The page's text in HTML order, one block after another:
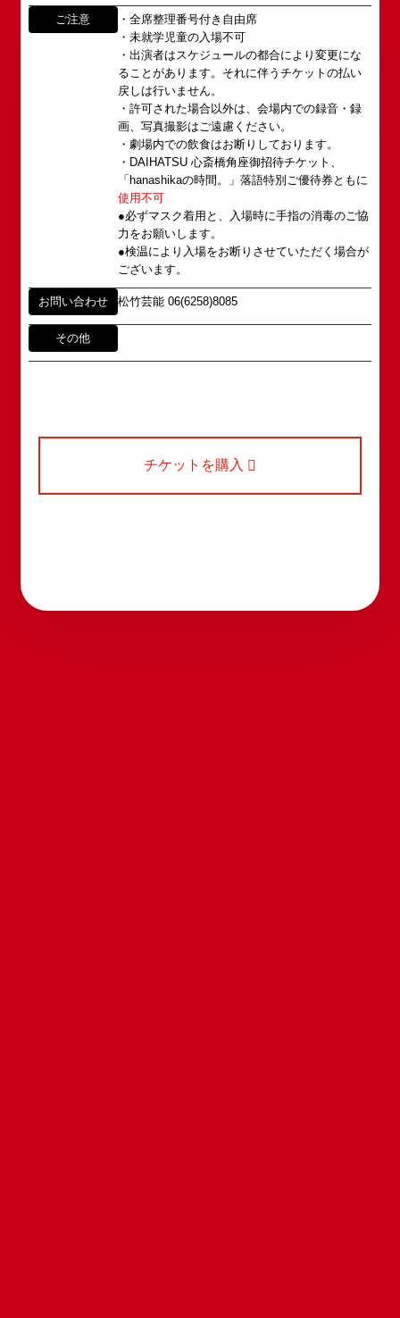
ご注意
・全席整理番号付き自由席
・未就学児童の入場不可
・出演者はスケジュールの都合により変更にな
ることがあります。それに伴うチケットの払い
戻しは行いません。
・許可された場合以外は、会場内での録音・録
画、写真撮影はご遠慮ください。
・劇場内での飲食はお断りしております。
・DAIHATSU 心斎橋角座御招待チケット、
「hanashikaの時間。」落語特別ご優待券ともに
使用不可
●必ずマスク着用と、入場時に手指の消毒のご協
力をお願いします。
●検温により入場をお断りさせていただく場合が
ございます。
お問い合わせ 松竹芸能 06(6258)8085
その他
チケットを購入 
DAIHATSU
心斎橋角座トップ
公演情報
アクセス
角座とは
お問い合わせ
ました。
その後、「角座」の名称は、松竹(株)の直営映画館
(大阪市中央区)や
弊社直営の劇場「B1角座」(大阪市中央区)に引き継
がれていましたが、
2008年の角座ビル(大阪市中央区)の閉館と共に、
消滅致しました。
この由緒ある名称を、日本のエンタテインメントの
中心である東京・大阪で復活させ、 新たな歴史を
スタートさせたいと考えております。
この劇場から、日本を代表するエンタテインナーが
えております。
2011年5月14日 新宿角座 開業
イベント出演依頼のお問い合わせ
以下のページからお問い合わせ願います。
イベント出演依頼メール送信フォーム
https://www.shochikugeino.co.jp/event/form/
タレントへのファンメール
fanmail@shochikugeino.jp
ホームページに関するご意見・ご感想（※）
webmaster@shochikugeino.jp
※イベント内容・出演者等に関するお問い合わせ・
ご意見・ご感想は各イベントのお問い合わせ先電話
番号へお問い合わせください。
※内容によっては弊社からの回答を控えさせていた
だく場合もございます。予めご了承の上お問い合わ
せください。